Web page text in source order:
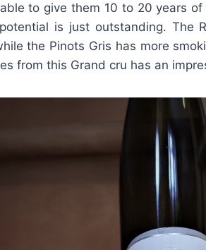
to give them 10 to 20 years
is just outstanding. The
the Pinots Gris has more
from this Grand cru has an